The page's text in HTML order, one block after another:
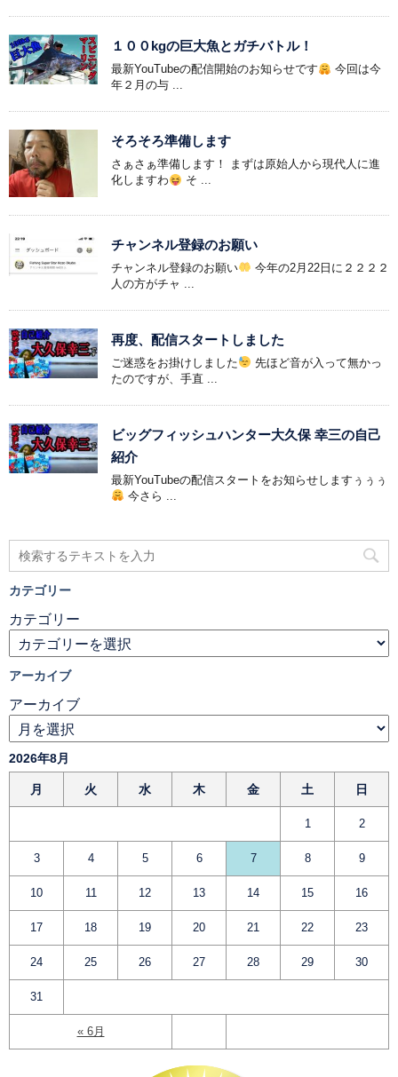
１００kgの巨大魚とガチバトル！
最新YouTubeの配信開始のお知らせです
今回は今
年２月の与 ...
そろそろ準備します
さぁさぁ準備します！ まずは原始人から現代人に進
化しますわ
そ ...
チャンネル登録のお願い
チャンネル登録のお願い
今年の2月22日に２２２２
人の方がチャ ...
再度、配信スタートしました
ご迷惑をお掛けしました
先ほど音が入って無かっ
たのですが、手直 ...
ビッグフィッシュハンター大久保 幸三の自己
紹介
最新YouTubeの配信スタートをお知らせしますぅぅぅ
今さら ...
カテゴリー
カテゴリー
アーカイブ
アーカイブ
2026年8月
月 火 水 木 金 土 日
« 6月
1 2
3 4 5 6 7 8 9
10 11 12 13 14 15 16
17 18 19 20 21 22 23
24 25 26 27 28 29 30
31